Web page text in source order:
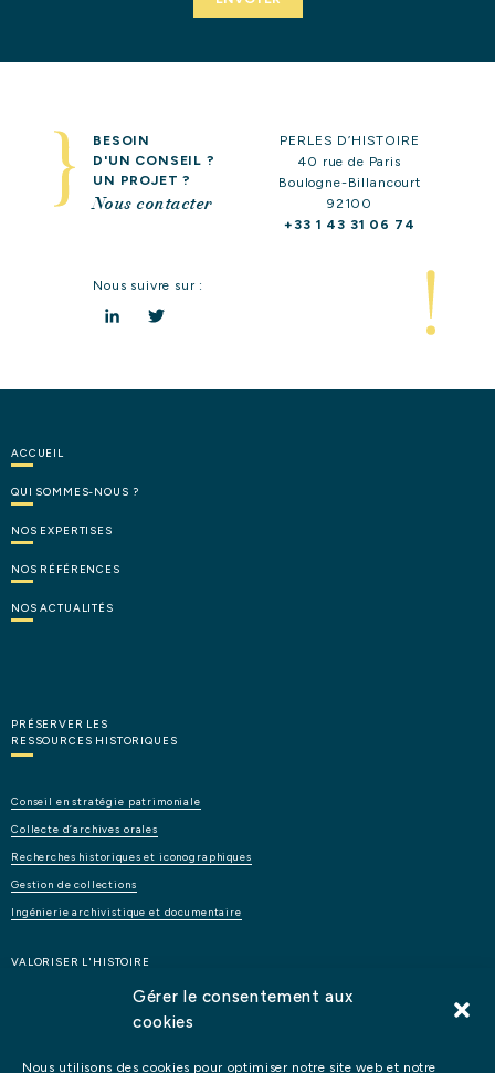
Gérer le consentement aux
cookies
Nous utilisons des cookies pour optimiser notre site web et notre
BESOIN
D'UN CONSEIL ?
UN PROJET ?
Nous contacter
PERLES D’HISTOIRE
40 rue de Paris
Boulogne-Billancourt
92100
+33 1 43 31 06 74
Nous suivre sur :
ACCUEIL
QUI SOMMES-NOUS ?
NOS EXPERTISES
NOS RÉFÉRENCES
NOS ACTUALITÉS
PRÉSERVER LES
RESSOURCES HISTORIQUES
Conseil en stratégie patrimoniale
Collecte d’archives orales
Recherches historiques et iconographiques
Gestion de collections
Ingénierie archivistique et documentaire
VALORISER L'HISTOIRE
et de faisabilité